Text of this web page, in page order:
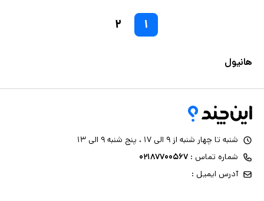
۱ ۲
هانیول
شنبه تا چهار شنبه از ۹ الی ۱۷ ، پنج شنبه ۹ الی ۱۳
شماره تماس : ۰۲۱۸۷۷۰۰۵۶۷
آدرس ایمیل :